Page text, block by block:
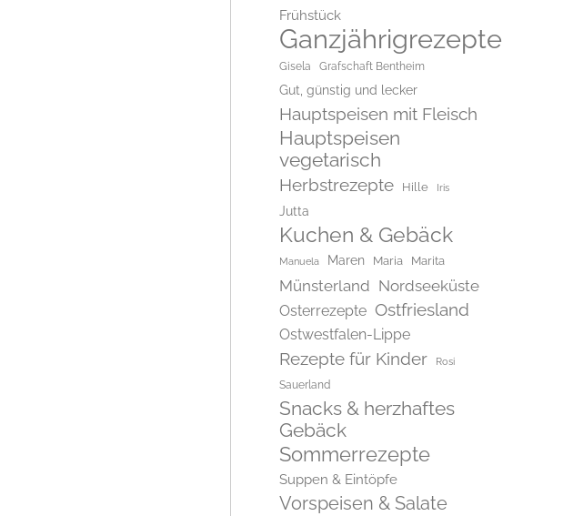
Frühstück
Ganzjährigrezepte
Gisela Grafschaft Bentheim
Gut, günstig und lecker
Hauptspeisen mit Fleisch
Hauptspeisen
vegetarisch
Herbstrezepte Hille Iris
Jutta
Kuchen & Gebäck
Manuela Maren Maria Marita
Münsterland Nordseeküste
Osterrezepte Ostfriesland
Ostwestfalen-Lippe
Rezepte für Kinder
Rosi
Sauerland
Snacks & herzhaftes
Gebäck
Sommerrezepte
Suppen & Eintöpfe
Vorspeisen & Salate